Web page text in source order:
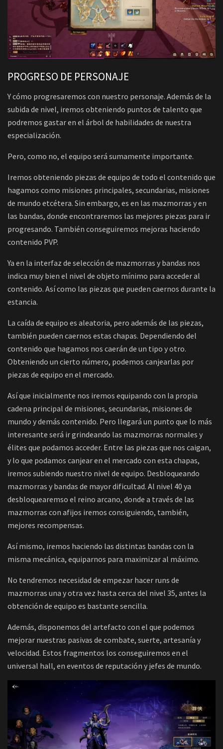
PROGRESO DE PERSONAJE
Y cómo progresaremos con nuestro personaje. Además de la
subida de nivel, iremos obteniendo puntos de talento que
podremos gastar en el árbol de habilidades de nuestra
especialización.
Pero, como no, el equipo será sumamente importante.
Iremos obteniendo piezas de equipo de todo el contenido que
hagamos como misiones principales, secundarias, misiones
de mundo etcétera. Sin embargo, es en las mazmorras y en
las bandas, donde encontraremos las mejores piezas para ir
progresando. También conseguiremos mejoras haciendo
contenido PVP.
Ya en la interfaz de selección de mazmorras y bandas nos
indica muy bien el nivel de objeto mínimo para acceder al
contenido. Así como las piezas que pueden caernos durante la
estancia.
La caída de equipo es aleatoria, pero además de las piezas,
también pueden caernos estas chapas. Dependiendo del
contenido que hagamos nos caerán de un tipo y otro.
Obteniendo un cierto número, podemos canjearlas por
piezas de equipo en el mercado.
Así que inicialmente nos iremos equipando con la propia
cadena principal de misiones, secundarias, misiones de
mundo y demás contenido. Pero llegará un punto que lo más
interesante será ir grindeando las mazmorras normales y
élites que podamos acceder. Entre las piezas que nos caigan,
y lo que podamos canjear en el mercado con esta chapas,
iremos subiendo nuestro nivel de equipo. Desbloqueando
mazmorras y bandas de mayor dificultad. Al nivel 40 ya
desbloquearemso el reino arcano, donde a través de las
mazmorras con afijos iremos consiguiendo, también,
mejores recompensas.
Así mismo, iremos haciendo las distintas bandas con la
misma mecánica, equiparnos para maximizar al máximo.
No tendremos necesidad de empezar hacer runs de
mazmorras una y otra vez hasta cerca del nivel 35, antes la
obtención de equipo es bastante sencilla.
Además, disponemos del artefacto con el que podemos
mejorar nuestras pasivas de combate, suerte, artesanía y
velocidad. Estos fragmentos los conseguiremos en el
universal hall, en eventos de reputación y jefes de mundo.